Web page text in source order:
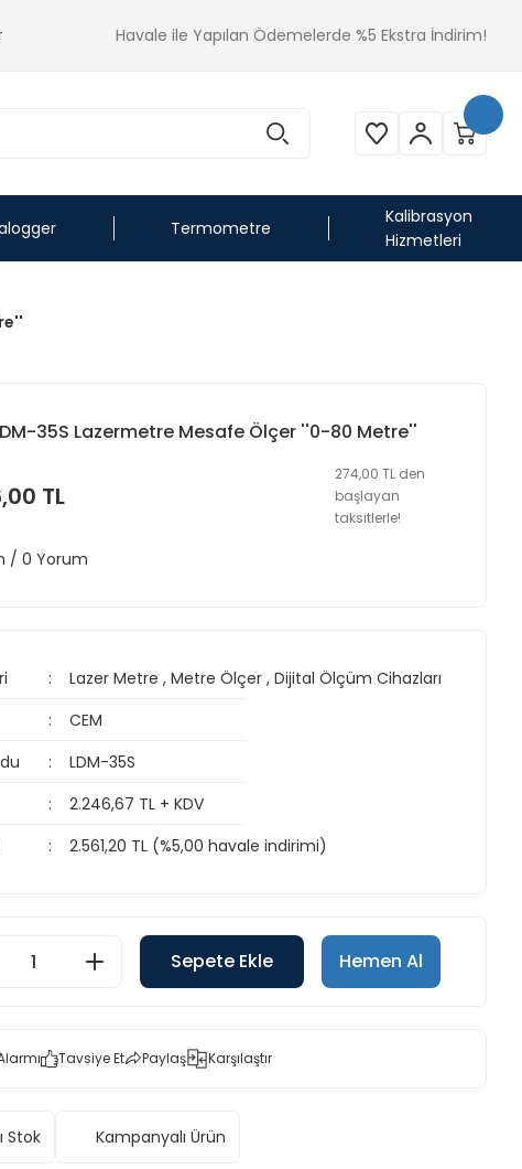
Havale ile Yapılan Ödemelerde %5 Ekstra İndirim!
Termometre
Kalibrasyon
Hizmetleri
35S Lazermetre Mesafe Ölçer ''0-80 Metre''
TL
274,00 TL den
başlayan
taksitlerle!
/ 0 Yorum
Lazer Metre ,Metre Ölçer ,Dijital Ölçüm Cihazları
CEM
LDM-35S
2.246,67 TL + KDV
2.561,20 TL (%5,00 havale indirimi)
Sepete Ekle Hemen Al
Tavsiye Et Paylaş Karşılaştır
Stok Kampanyalı Ürün